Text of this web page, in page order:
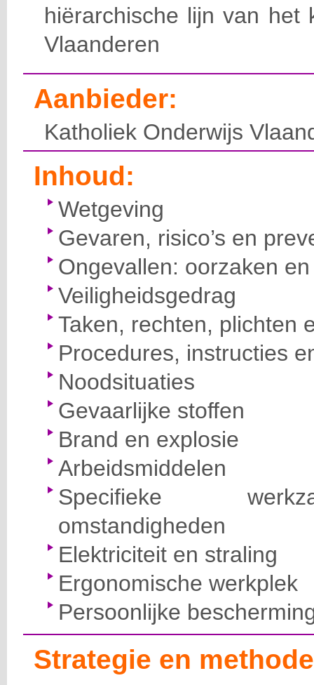
hiërarchische lijn van het
Vlaanderen
Aanbieder:
Katholiek Onderwijs
Inhoud:
Wetgeving
Gevaren, risico’s en
Ongevallen: oorzaken
Veiligheidsgedrag
Taken, rechten, plichten
Procedures, instructies
Noodsituaties
Gevaarlijke stoffen
Brand en explosie
Arbeidsmiddelen
Specifieke
omstandigheden
Elektriciteit en straling
Ergonomische werkplek
Persoonlijke
Strategie en